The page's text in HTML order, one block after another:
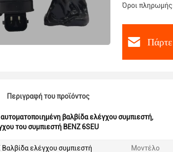
Όροι
Πάρτε
Περιγραφή του προϊόντος
βαλβίδα ελέγχου συμπιεστή,
του συμπιεστή BENZ 6SEU
Βαλβίδα ελέγχου συμπιεστή
Μοντέλο